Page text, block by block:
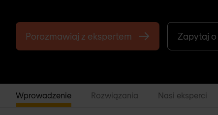
Porozmawiaj z ekspertem Zapytaj
Wprowadzenie Rozwiązania Nasi eksperci